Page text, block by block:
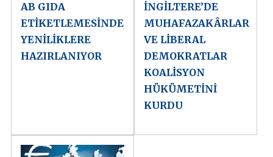
AB GIDA
ETİKETLEMESİNDE
YENİLİKLERE
HAZIRLANIYOR
İNGİLTERE’DE
MUHAFAZAKÂRLAR
VE LİBERAL
DEMOKRATLAR
KOALİSYON
HÜKÜMETİNİ
KURDU